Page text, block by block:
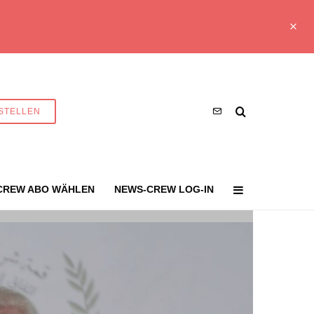
ABO WÄHLEN NEWS-CREW LOG-IN